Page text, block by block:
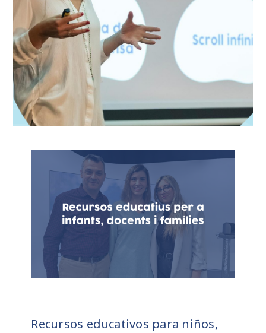
Recursos educativos para niños,